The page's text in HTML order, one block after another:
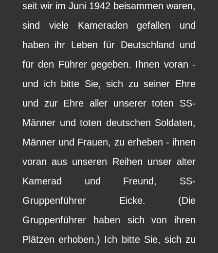
seit wir im Juni 1942 beisammen waren,
sind viele Kameraden gefallen und
haben ihr Leben für Deutschland und
für den Führer gegeben. Ihnen voran -
und ich bitte Sie, sich zu seiner Ehre
und zur Ehre aller unserer toten SS-
Männer und toten deutschen Soldaten,
Männer und Frauen, zu erheben - ihnen
voran aus unseren Reihen unser alter
Kamerad und Freund, SS-
Gruppenführer Eicke. (Die
Gruppenführer haben sich von ihren
Plätzen erhoben.) Ich bitte Sie, sich zu